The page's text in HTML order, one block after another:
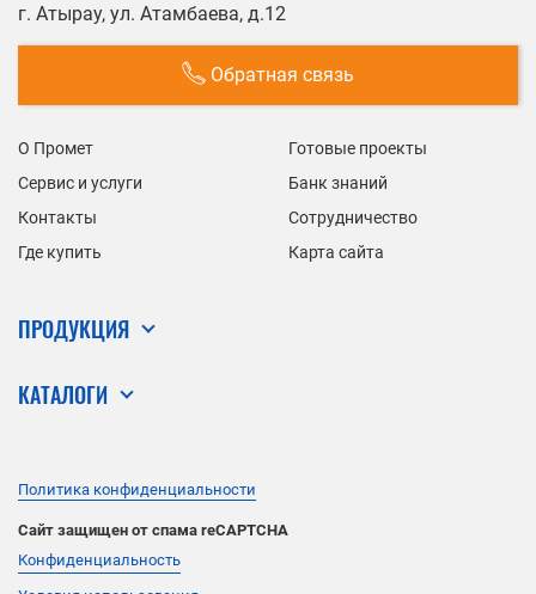
г. Атырау, ул. Атамбаева, д.12
Обратная связь
О Промет
Готовые проекты
Сервис и услуги
Банк знаний
Контакты
Сотрудничество
Где купить
Карта сайта
ПРОДУКЦИЯ
КАТАЛОГИ
Политика конфиденциальности
Сайт защищен от спама reCAPTCHA
Конфиденциальность